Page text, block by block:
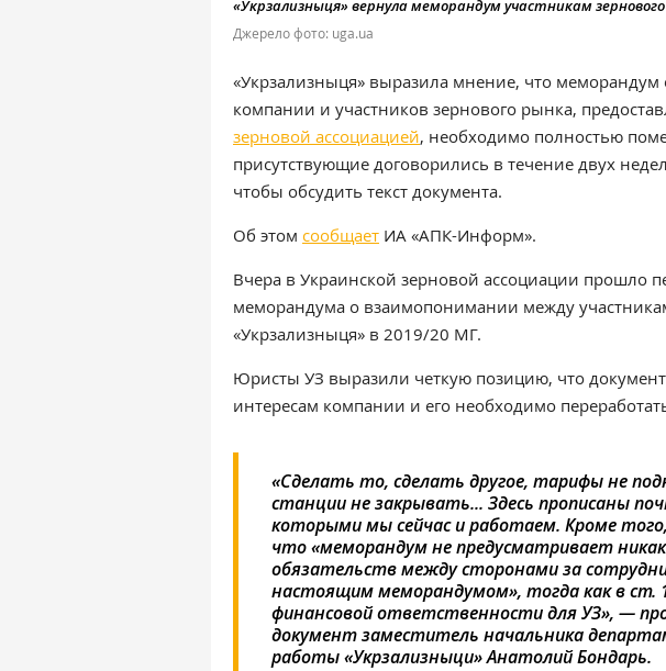
«Укрзализныця» вернула меморандум участникам
Джерело фото: uga.ua
«Укрзализныця» выразила мнение, что
компании и участников зернового рынка,
зерновой ассоциацией, необходимо полностью
присутствующие договорились в течение двух
чтобы обсудить текст документа.
Об этом сообщает ИА «АПК-Информ».
Вчера в Украинской зерновой ассоциации прошло
меморандума о взаимопонимании между
«Укрзализныця» в 2019/20 МГ.
Юристы УЗ выразили четкую позицию, что документ
интересам компании и его необходимо
«Сделать то, сделать другое, тарифы не
станции не закрывать... Здесь прописаны
которыми мы сейчас и работаем. Кроме
что «меморандум не предусматривает
обязательств между сторонами за
настоящим меморандумом», тогда как в ст.
финансовой ответственности для УЗ», —
документ заместитель начальника
работы «Укрзализныци» Анатолий Бондарь.